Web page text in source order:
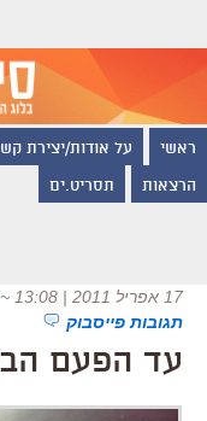
ראשי על אודות/יצירת
הרצאות תסריט.ים
17 אפריל 2011 | 13:08 ~
תגובות פייסבוק
עד הפעם